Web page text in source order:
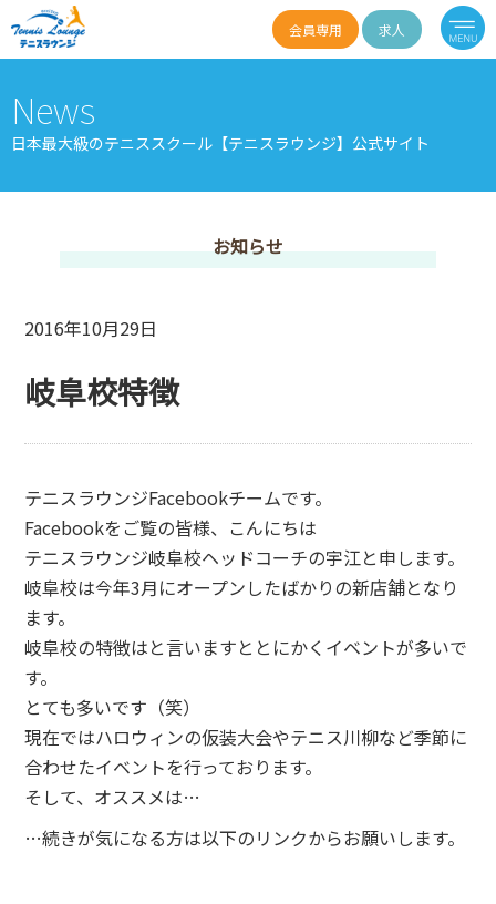
会員専用 求人
News
日本最大級のテニススクール【テニスラウンジ】公式サイト
お知らせ
2016年10月29日
岐阜校特徴
テニスラウンジFacebookチームです。
Facebookをご覧の皆様、こんにちは
テニスラウンジ岐阜校ヘッドコーチの宇江と申します。
岐阜校は今年3月にオープンしたばかりの新店舗となり
ます。
岐阜校の特徴はと言いますととにかくイベントが多いで
す。
とても多いです（笑）
現在ではハロウィンの仮装大会やテニス川柳など季節に
合わせたイベントを行っております。
そして、オススメは…
…続きが気になる方は以下のリンクからお願いします。